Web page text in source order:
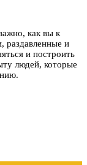
как вы к
раздавленные и
и построить
людей, которые